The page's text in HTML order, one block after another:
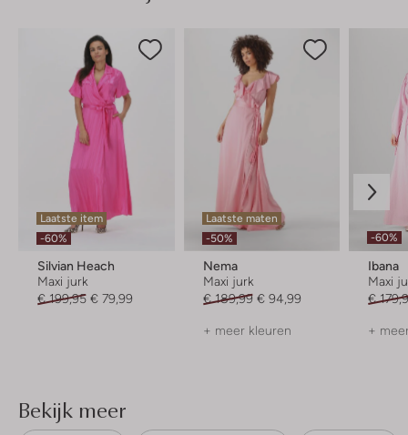
Laatste item
-60%
Silvian Heach
Maxi jurk
€ 199,95 € 79,99
Laatste maten
-50%
Nema
Maxi jurk
€ 189,99 € 94,99
+ meer kleuren
-60%
Ibana
Maxi
€
+
Bekijk meer